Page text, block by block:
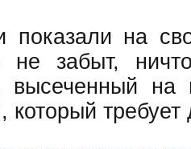
показали на
не забыт,
высеченный
который требует